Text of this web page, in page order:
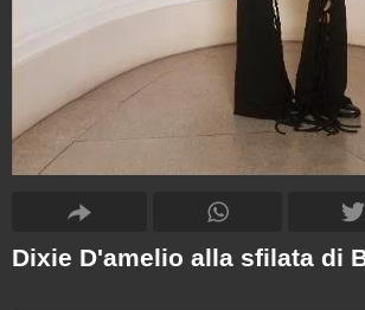
Dixie D'amelio alla sfilata di